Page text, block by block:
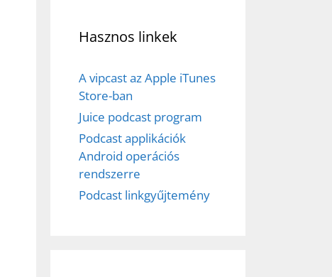
Hasznos linkek
A vipcast az Apple iTunes
Store-ban
Juice podcast program
Podcast applikációk
Android operációs
rendszerre
Podcast linkgyűjtemény